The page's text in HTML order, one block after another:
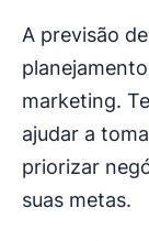
A previsão
marketing.
ajudar a
priorizar
suas metas.